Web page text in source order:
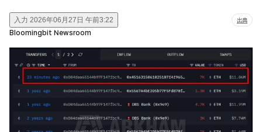
入力 2026年06月27日 午前3:22 出典
Bloomingbit Newsroom